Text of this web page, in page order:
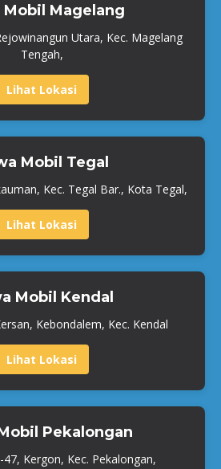
Mobil Magelang
Utara, Kec. Magelang
Tengah,
Lihat Lokasi
Mobil Tegal
Kec. Tegal Bar., Kota Tegal,
Lihat Lokasi
Mobil Kendal
Kebondalem, Kec. Kendal
Lihat Lokasi
Pekalongan
47, Kergon, Kec. Pekalongan,